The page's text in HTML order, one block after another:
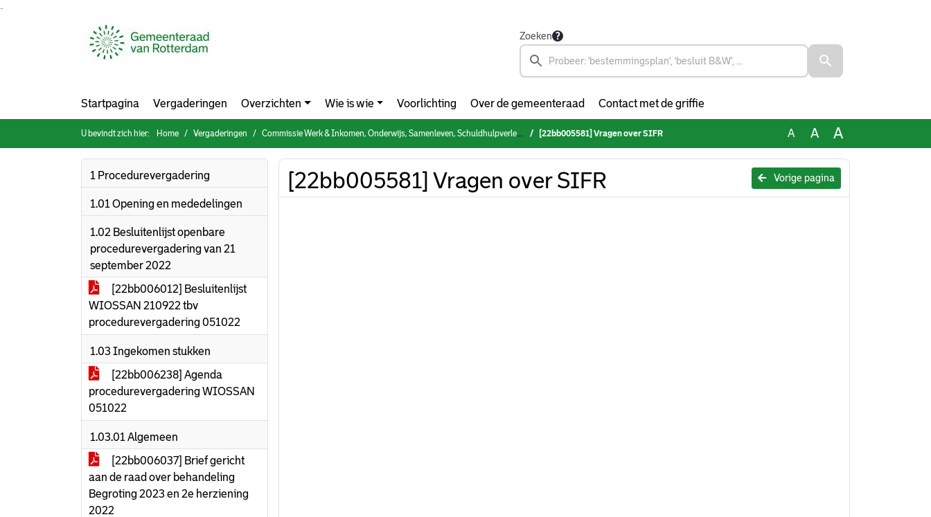
Zoeken
Startpagina Vergaderingen Overzichten Wie is wie Voorlichting Over de gemeenteraad Contact met de griffie
U bevindt zich hier: Home Vergaderingen Commissie Werk & Inkomen, Onderwijs, Samenleven, Schuldhulpverlening & Armoedebestrijding, NPRZ (woensdag 5 oktober 2022) [22bb005581] Vragen over SIFR A A A
1 Procedurevergadering
1.01 Opening en mededelingen
1.02 Besluitenlijst openbare
procedurevergadering van 21
september 2022
[22bb006012] Besluitenlijst
WIOSSAN 210922 tbv
procedurevergadering 051022
1.03 Ingekomen stukken
[22bb006238] Agenda
procedurevergadering WIOSSAN
051022
1.03.01 Algemeen
[22bb006037] Brief gericht
aan de raad over behandeling
Begroting 2023 en 2e herziening
2022
Vorige pagina
[22bb005581] Vragen over SIFR